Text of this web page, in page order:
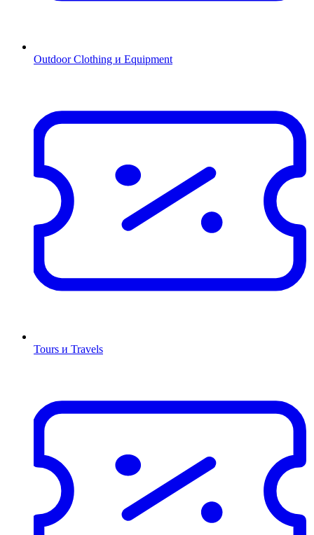
Outdoor Clothing и Equipment
Tours и Travels